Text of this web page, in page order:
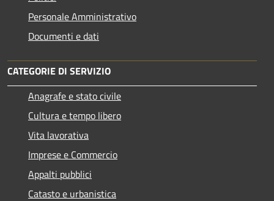
Personale Amministrativo
Documenti e dati
CATEGORIE DI SERVIZIO
Anagrafe e stato civile
Cultura e tempo libero
Vita lavorativa
Imprese e Commercio
Appalti pubblici
Catasto e urbanistica